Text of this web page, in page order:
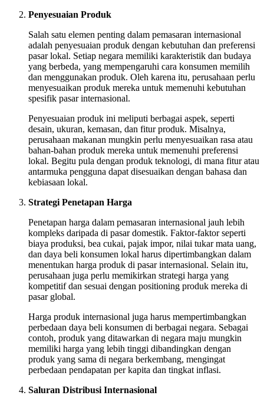
Penyesuaian Produk
Salah satu elemen penting dalam pemasaran internasional
adalah penyesuaian produk dengan kebutuhan dan preferensi
pasar lokal. Setiap negara memiliki karakteristik dan budaya
yang berbeda, yang mempengaruhi cara konsumen memilih
dan menggunakan produk. Oleh karena itu, perusahaan perlu
menyesuaikan produk mereka untuk memenuhi kebutuhan
spesifik pasar internasional.
Penyesuaian produk ini meliputi berbagai aspek, seperti
desain, ukuran, kemasan, dan fitur produk. Misalnya,
perusahaan makanan mungkin perlu menyesuaikan rasa atau
bahan-bahan produk mereka untuk memenuhi preferensi
lokal. Begitu pula dengan produk teknologi, di mana fitur atau
antarmuka pengguna dapat disesuaikan dengan bahasa dan
kebiasaan lokal.
Strategi Penetapan Harga
Penetapan harga dalam pemasaran internasional jauh lebih
kompleks daripada di pasar domestik. Faktor-faktor seperti
biaya produksi, bea cukai, pajak impor, nilai tukar mata uang,
dan daya beli konsumen lokal harus dipertimbangkan dalam
menentukan harga produk di pasar internasional. Selain itu,
perusahaan juga perlu memikirkan strategi harga yang
kompetitif dan sesuai dengan positioning produk mereka di
pasar global.
Harga produk internasional juga harus mempertimbangkan
perbedaan daya beli konsumen di berbagai negara. Sebagai
contoh, produk yang ditawarkan di negara maju mungkin
memiliki harga yang lebih tinggi dibandingkan dengan
produk yang sama di negara berkembang, mengingat
perbedaan pendapatan per kapita dan tingkat inflasi.
Saluran Distribusi Internasional